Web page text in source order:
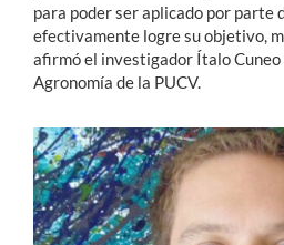
para poder ser aplicado por parte
efectivamente logre su objetivo,
afirmó el investigador Ítalo Cuneo
Agronomía de la PUCV.